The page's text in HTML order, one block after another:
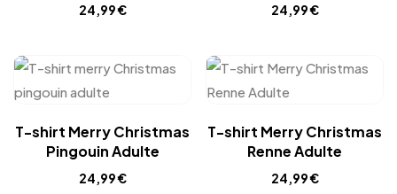
24,99€ 24,99€
T-shirt Merry Christmas
Pingouin Adulte
24,99€
T-shirt Merry Christmas
Renne Adulte
24,99€